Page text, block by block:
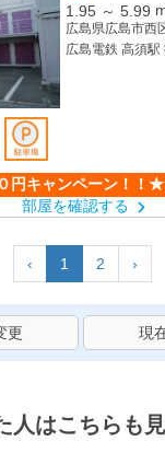
1.95 ～ 5.99
広島県広島市西
広島電鉄 高須駅
円キャンペーン！！
部屋を確認する
‹ 1 2 ›
更 現
人はこちらも